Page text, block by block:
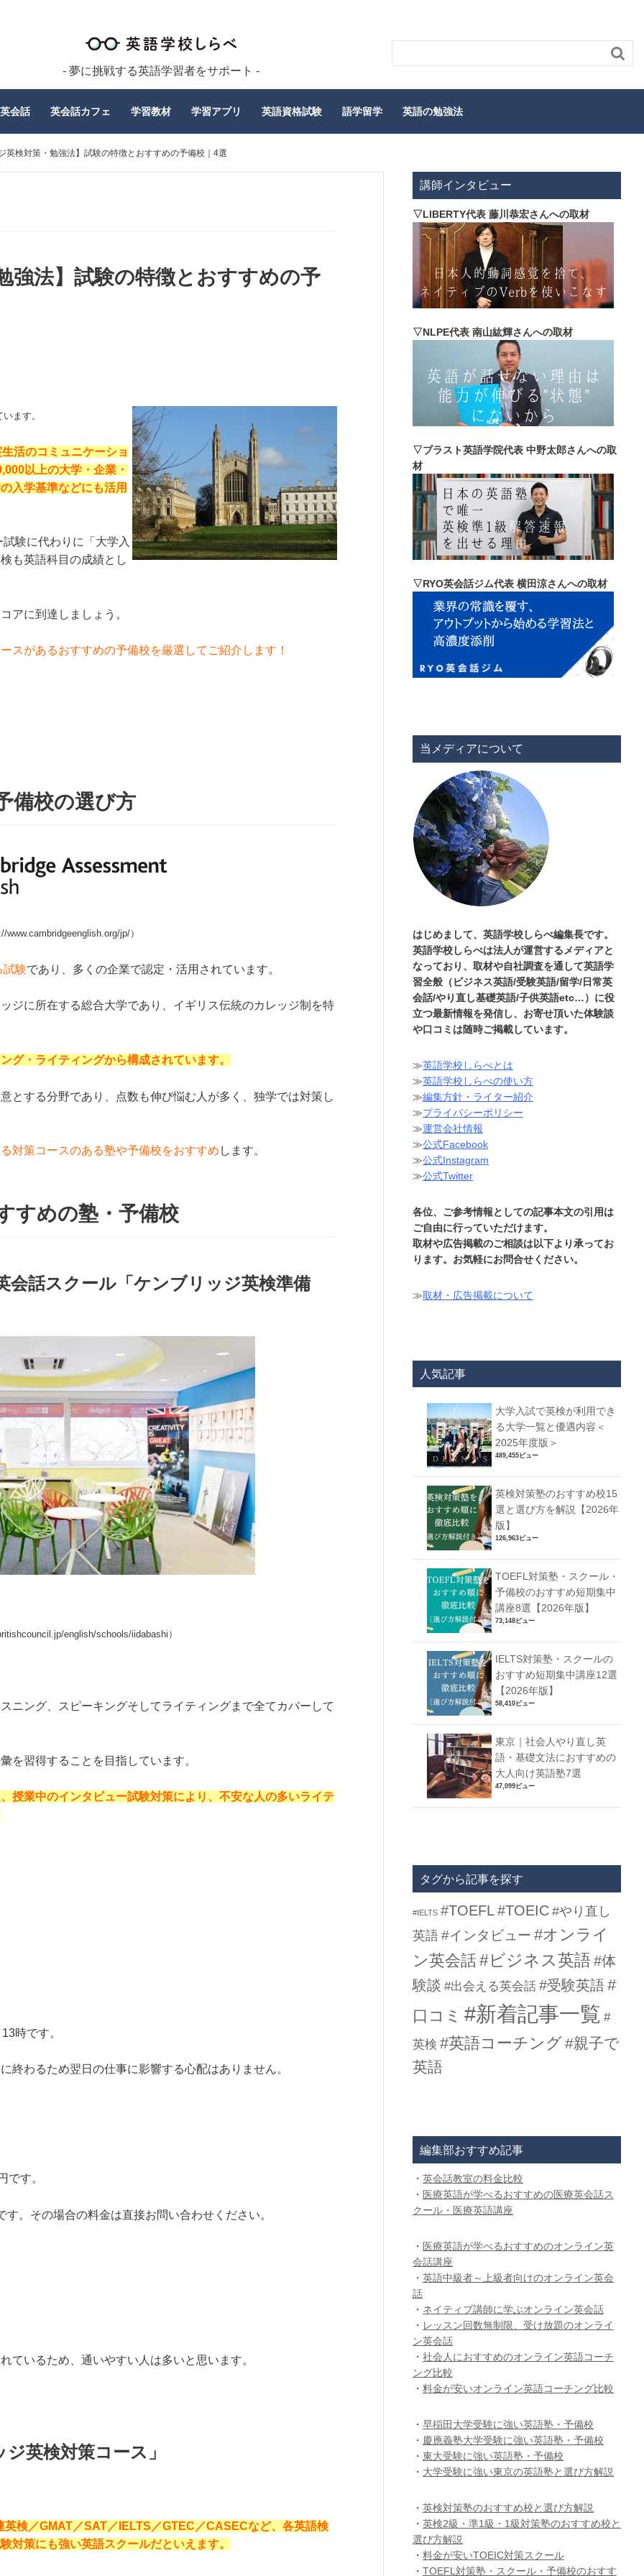
- 夢に挑戦する英語学習者をサポート -

会話 英会話カフェ 学習教材 学習アプリ 英語資格試験 語学留学 英語の勉強法
英検対策・勉強法】試験の特徴とおすすめの予備校｜4選
強法】試験の特徴とおすすめの予
ます。
活のコミュニケーショ
以上の大学・企業・
入学基準などにも活用
験に代わりに「大学入
も英語科目の成績とし
アに到達しましょう。
スがあるおすすめの予備校を厳選してご紹介します！
備校の選び方
www.cambridgeenglish.org/jp/）
試験であり、多くの企業で認定・活用されています。
ジに所在する総合大学であり、イギリス伝統のカレッジ制を特
グ・ライティングから構成されています。
とする分野であり、点数も伸び悩む人が多く、独学では対策し
対策コースのある塾や予備校をおすすめ します。
すめの塾・予備校
話スクール「ケンブリッジ英検準備
english/schools/iidabashi）
ニング、スピーキングそしてライティングまで全てカバーして
を習得することを目指しています。
授業中のインタビュー試験対策により、不安な人の多いライテ
時です。
終わるため翌日の仕事に影響する心配はありません。
です。
。その場合の料金は直接お問い合わせください。
ているため、通いやすい人は多いと思います。
英検対策コース」
検／GMAT／SAT／IELTS／GTEC／CASECなど、各英語検
対策にも強い英語スクールだといえます。
講師インタビュー
▽LIBERTY代表 藤川恭宏さんへの取材
▽NLPE代表 南山紘輝さんへの取材
▽ブラスト英語学院代表 中野太郎さんへの取
材
▽RYO英会話ジム代表 横田涼さんへの取材
当メディアについて
はじめまして、英語学校しらべ編集長です。
英語学校しらべは法人が運営するメディアと
なっており、取材や自社調査を通して英語学
習全般（ビジネス英語/受験英語/留学/日常英
会話/やり直し基礎英語/子供英語etc…）に役
立つ最新情報を発信し、お寄せ頂いた体験談
や口コミは随時ご掲載しています。
≫英語学校しらべとは
≫英語学校しらべの使い方
≫編集方針・ライター紹介
≫プライバシーポリシー
≫運営会社情報
≫公式Facebook
≫公式Instagram
≫公式Twitter
各位、ご参考情報としての記事本文の引用は
ご自由に行っていただけます。
取材や広告掲載のご相談は以下より承ってお
ります。お気軽にお問合せください。
≫取材・広告掲載について
人気記事
大学入試で英検が利用でき
る大学一覧と優遇内容＜
2025年度版＞
489,455ビュー
英検対策塾のおすすめ校15
選と選び方を解説【2026年
版】
126,963ビュー
TOEFL対策塾・スクール・
予備校のおすすめ短期集中
講座8選【2026年版】
73,148ビュー
IELTS対策塾・スクールの
おすすめ短期集中講座12選
【2026年版】
58,410ビュー
東京｜社会人やり直し英
語・基礎文法におすすめの
大人向け英語塾7選
47,099ビュー
タグから記事を探す
#IELTS #TOEFL#TOEIC #やり直し
英語 #インタビュー #オンライ
ン英会話 #ビジネス英語#体
験談 #出会える英会話 #受験英語#
口コミ #新着記事一覧 #
英検 #英語コーチング#親子で
英語
編集部おすすめ記事
・ 英会話教室の料金比較
・ 医療英語が学べるおすすめの医療英会話ス
クール・医療英語講座
・ 医療英語が学べるおすすめのオンライン英
会話講座
・ 英語中級者～上級者向けのオンライン英会
話
・ ネイティブ講師に学ぶオンライン英会話
・ レッスン回数無制限、受け放題のオンライ
ン英会話
・ 社会人におすすめのオンライン英語コーチ
ング比較
・ 料金が安いオンライン英語コーチング比較
・ 早稲田大学受験に強い英語塾・予備校
・ 慶應義塾大学受験に強い英語塾・予備校
・ 東大受験に強い英語塾・予備校
・ 大学受験に強い東京の英語塾と選び方解説
・ 英検対策塾のおすすめ校と選び方解説
・ 英検2級・準1級・1級対策塾のおすすめ校と
選び方解説
・ 料金が安いTOEIC対策スクール
・ TOEFL対策塾・スクール・予備校のおすす